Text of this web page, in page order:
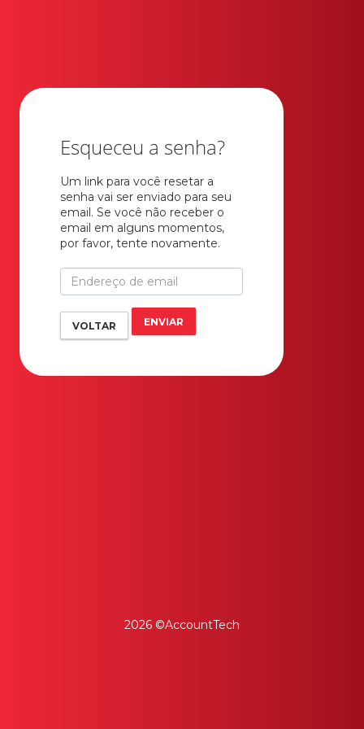
Esqueceu a senha?
Um link para você resetar a
senha vai ser enviado para seu
email. Se você não receber o
email em alguns momentos,
por favor, tente novamente.
VOLTAR ENVIAR
2026 ©AccountTech